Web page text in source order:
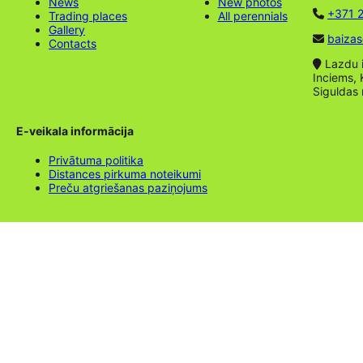
Trading places
Gallery
Contacts
All perennials
+371
Lazdu
Inciems,
Siguldas
E-veikala informācija
Privātuma politika
Distances pirkuma noteikumi
Preču atgriešanas paziņojums